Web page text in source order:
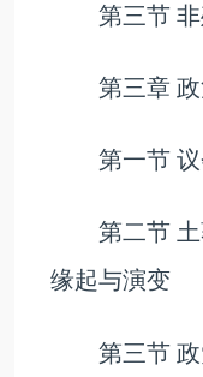
第三节 非
第三章 政
第一节 议
第二节 土
缘起与演变
第三节 政